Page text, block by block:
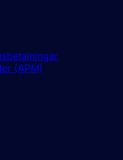
(APM)